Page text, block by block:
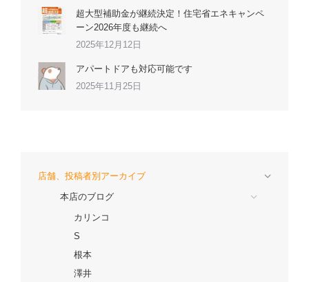
超大型補助金が継続決定！住宅省エネキャンペ
ーン2026年度も継続へ
2025年12月12日
アパートドアも対応可能です
2025年11月25日
店舗、投稿者別アーカイブ
本店のブログ
カリンコ
S
根本
澤井